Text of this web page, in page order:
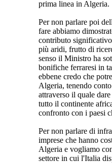
prima linea in Algeria.
Per non parlare poi
fare abbiamo
contributo
più aridi, frutto di
senso il Ministro ha
bonifiche ferraresi in
ebbene credo che
Algeria, tenendo
attraverso il quale
tutto il continente
confronto con i paesi
Per non parlare di
imprese che hanno
Algeria e vogliamo
settore in cui l'Italia